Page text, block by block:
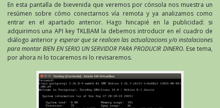
En esta pantalla de bievenida que veremos por cónsola nos muestra un
resúmen sobre cómo conectarnos vía remota y ya analizamos como
entrar en el apartado anterior. Hago hincapié en la publicidad: si
adquirimos una API key TKLBAM la debemos introducir en el cuadro de
diálogo anteriory esperar que se realicen las actualizacions y/o instalaciones
para montar BIEN EN SERIO UN SERVIDOR PARA PRODUCIR DINERO. Ese tema,
por ahora ni lo tocaremos ni lo revisaremos.